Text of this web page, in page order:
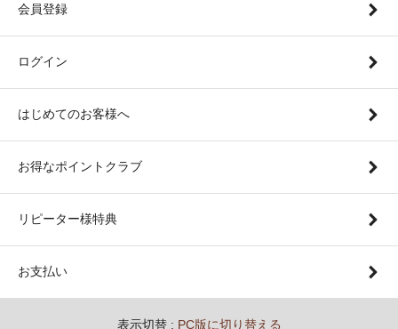
会員登録
ログイン
はじめてのお客様へ
お得なポイントクラブ
リピーター様特典
お支払い
表示切替 : PC版に切り替える